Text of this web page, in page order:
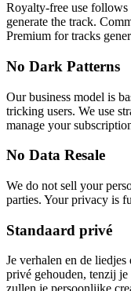
Royalty-free use follows
generate the track.
Premium for tracks
No Dark Patterns
Our business model is
tricking users. We use
manage your
No Data Resale
We do not sell your
parties. Your privacy is
Standaard privé
Je verhalen en de
privé gehouden, tenzij